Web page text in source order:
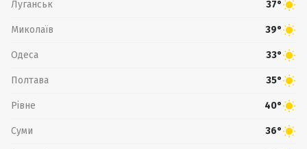
Луганськ 37°
Миколаїв 39°
Одеса 33°
Полтава 35°
Рівне 40°
Суми 36°